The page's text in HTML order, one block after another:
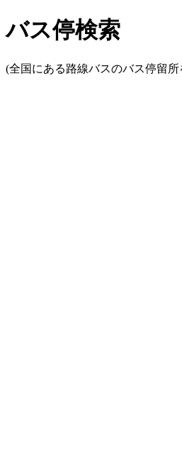
バス停検索
(全国にある路線バスのバス停留